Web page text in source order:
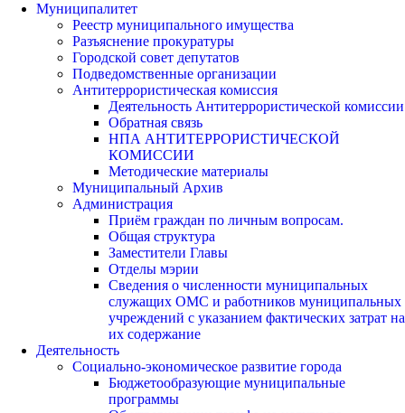
Муниципалитет
Реестр муниципального имущества
Разъяснение прокуратуры
Городской совет депутатов
Подведомственные организации
Антитеррористическая комиссия
Деятельность Антитеррористической комиссии
Обратная связь
НПА АНТИТЕРРОРИСТИЧЕСКОЙ
КОМИССИИ
Методические материалы
Муниципальный Архив
Администрация
Приём граждан по личным вопросам.
Общая структура
Заместители Главы
Отделы мэрии
Сведения о численности муниципальных
служащих ОМС и работников муниципальных
учреждений с указанием фактических затрат на
их содержание
Деятельность
Социально-экономическое развитие города
Бюджетообразующие муниципальные
программы